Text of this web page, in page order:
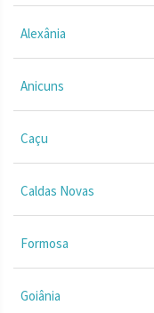
Alexânia
Anicuns
Caçu
Caldas Novas
Formosa
Goiânia